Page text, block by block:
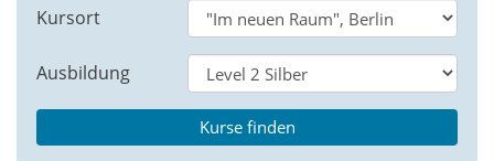
Kursort
Ausbildung